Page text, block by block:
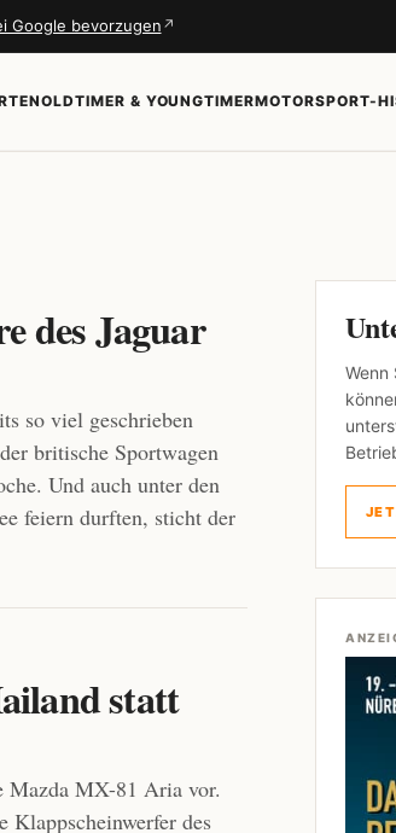
Google bevorzugen↗
OLDTIMER & YOUNGTIMERMOTORSPORT-
des Jaguar
so viel geschrieben
britische Sportwagen
Und auch unter den
feiern durften, sticht der
statt
Mazda MX-81 Aria vor.
des
Wenn